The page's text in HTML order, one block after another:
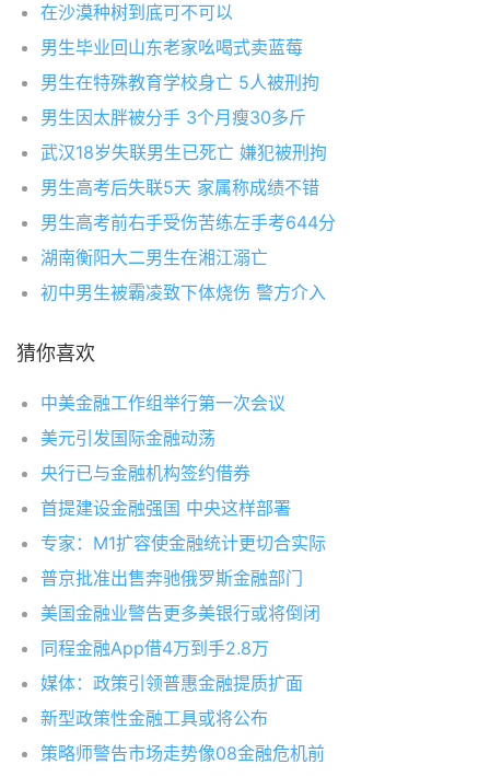
在沙漠种树到底可不可以
男生毕业回山东老家吆喝式卖蓝莓
男生在特殊教育学校身亡 5人被刑拘
男生因太胖被分手 3个月瘦30多斤
武汉18岁失联男生已死亡 嫌犯被刑拘
男生高考后失联5天 家属称成绩不错
男生高考前右手受伤苦练左手考644分
湖南衡阳大二男生在湘江溺亡
初中男生被霸凌致下体烧伤 警方介入
猜你喜欢
中美金融工作组举行第一次会议
美元引发国际金融动荡
央行已与金融机构签约借券
首提建设金融强国 中央这样部署
专家：M1扩容使金融统计更切合实际
普京批准出售奔驰俄罗斯金融部门
美国金融业警告更多美银行或将倒闭
同程金融App借4万到手2.8万
媒体：政策引领普惠金融提质扩面
新型政策性金融工具或将公布
策略师警告市场走势像08金融危机前